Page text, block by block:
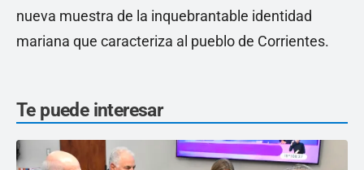
nueva muestra de la inquebrantable identidad
mariana que caracteriza al pueblo de Corrientes.
Te puede interesar